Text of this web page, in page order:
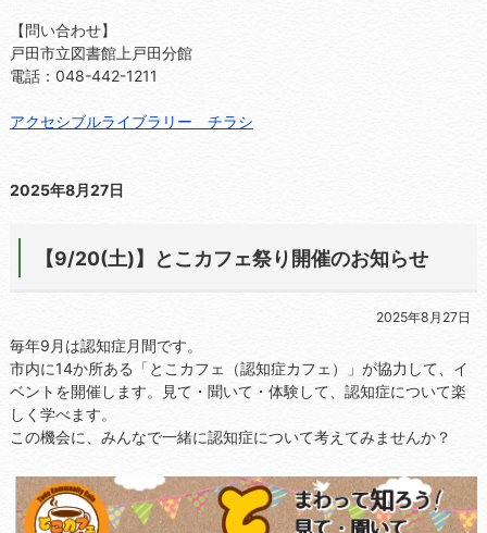
【問い合わせ】
戸田市立図書館上戸田分館
電話：048-442-1211
アクセシブルライブラリー チラシ
2025年8月27日
【9/20(土)】とこカフェ祭り開催のお知らせ
2025年8月27日
毎年9月は認知症月間です。
市内に14か所ある「とこカフェ（認知症カフェ）」が協力して、イ
ベントを開催します。見て・聞いて・体験して、認知症について楽
しく学べます。
この機会に、みんなで一緒に認知症について考えてみませんか？